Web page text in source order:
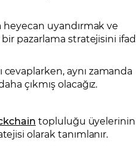
uyandırmak ve
bir pazarlama stratejisini
cevaplarken, aynı zamanda
çıkmış olacağız.
topluluğu üyelerinin
olarak tanımlanır.